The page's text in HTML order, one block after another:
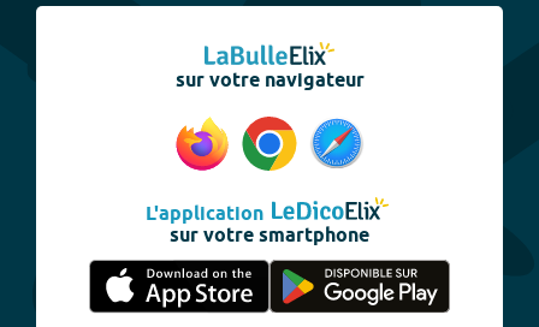
sur votre navigateur
L'application
sur votre smartphone